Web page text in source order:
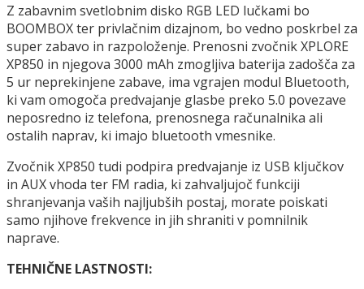
Z zabavnim svetlobnim disko RGB LED lučkami bo
BOOMBOX ter privlačnim dizajnom, bo vedno poskrbel za
super zabavo in razpoloženje. Prenosni zvočnik XPLORE
XP850 in njegova 3000 mAh zmogljiva baterija zadošča za
5 ur neprekinjene zabave, ima vgrajen modul Bluetooth,
ki vam omogoča predvajanje glasbe preko 5.0 povezave
neposredno iz telefona, prenosnega računalnika ali
ostalih naprav, ki imajo bluetooth vmesnike.
Zvočnik XP850 tudi podpira predvajanje iz USB ključkov
in AUX vhoda ter FM radia, ki zahvaljujoč funkciji
shranjevanja vaših najljubših postaj, morate poiskati
samo njihove frekvence in jih shraniti v pomnilnik
naprave.
TEHNIČNE LASTNOSTI: